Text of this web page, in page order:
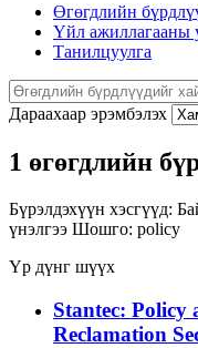
Өгөгдлийн
Үйл ажиллагааны
Танилцуулга
Дараахаар эрэмбэлэх
1 өгөгдлийн
Бүрэлдэхүүн хэсгүүд:
үнэлгээ Шошго: policy
Үр дүнг шүүх
Stantec: Policy
Reclamation